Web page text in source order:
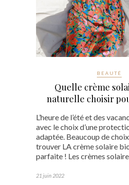
BEAUTÉ
Quelle crème
naturelle choisir
L’heure de l’été et des
avec le choix d’une
adaptée. Beaucoup de
trouver LA crème solaire
parfaite ! Les crèmes
21 juin 2022